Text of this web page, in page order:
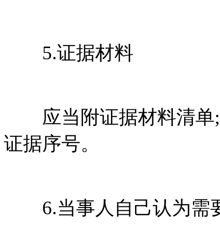
5.证据材料
应当附证据材料清单;
证据序号。
6.当事人自己认为需